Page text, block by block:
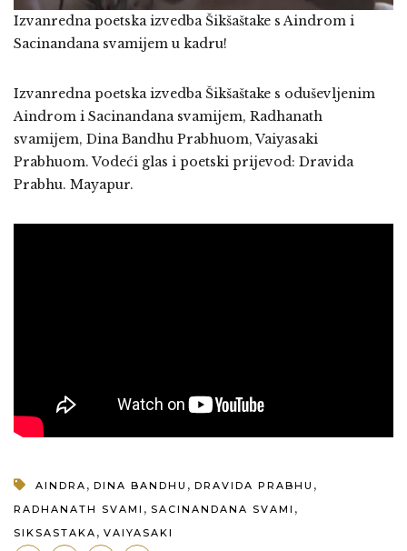
Izvanredna poetska izvedba Šikšaštake s Aindrom i
Sacinandana svamijem u kadru!
Izvanredna poetska izvedba Šikšaštake s oduševljenim
Aindrom i Sacinandana svamijem, Radhanath
svamijem, Dina Bandhu Prabhuom, Vaiyasaki
Prabhuom. Vodeći glas i poetski prijevod: Dravida
Prabhu. Mayapur.
AINDRA , DINA BANDHU , DRAVIDA PRABHU ,
RADHANATH SVAMI , SACINANDANA SVAMI ,
SIKSASTAKA , VAIYASAKI